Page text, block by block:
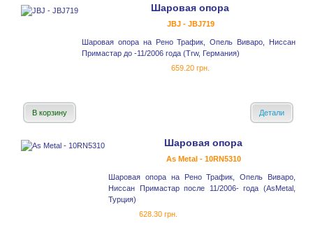
Шаровая опора
JBJ - JBJ719
Шаровая опора на Рено Трафик, Опель Виваро, Ниссан
Примастар до -11/2006 года (Trw, Германия)
659.20 грн.
В корзину Детали
Шаровая опора
As Metal - 10RN5310
Шаровая опора на Рено Трафик, Опель Виваро,
Ниссан Примастар после 11/2006- года (AsMetal,
Турция)
628.30 грн.